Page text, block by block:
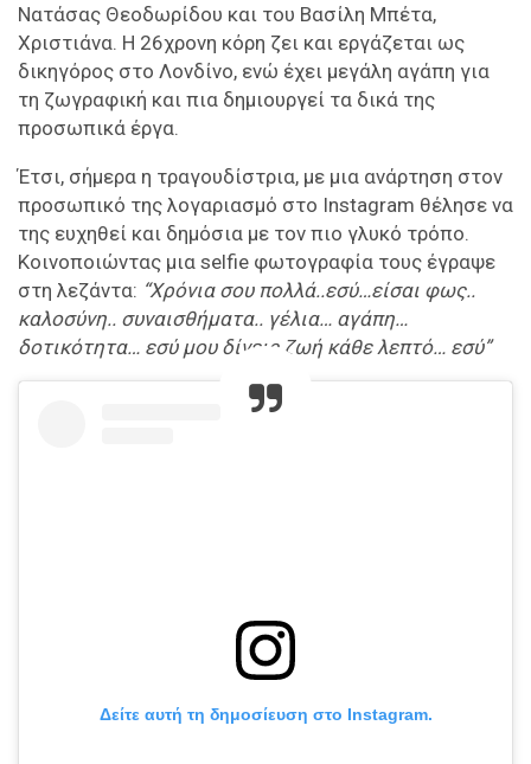
Νατάσας Θεοδωρίδου και του Βασίλη Μπέτα,
Χριστιάνα. Η 26χρονη κόρη ζει και εργάζεται ως
δικηγόρος στο Λονδίνο, ενώ έχει μεγάλη αγάπη για
τη ζωγραφική και πια δημιουργεί τα δικά της
προσωπικά έργα.
Έτσι, σήμερα η τραγουδίστρια, με μια ανάρτηση στον
προσωπικό της λογαριασμό στο Instagram θέλησε να
της ευχηθεί και δημόσια με τον πιο γλυκό τρόπο.
Κοινοποιώντας μια selfie φωτογραφία τους έγραψε
στη λεζάντα: “Χρόνια σου πολλά..εσύ…είσαι φως..
καλοσύνη.. συναισθήματα.. γέλια… αγάπη…
δοτικότητα… εσύ μου δίνεις ζωή κάθε λεπτό… εσύ”
Δείτε αυτή τη δημοσίευση στο Instagram.